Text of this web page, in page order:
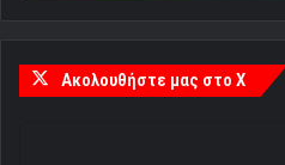
Ακολουθήστε μας στο X